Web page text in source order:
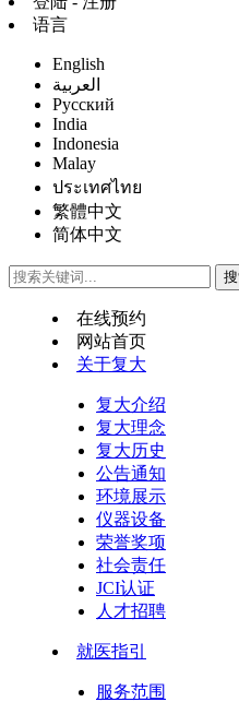
语言
English
العربية
Русский
India
Indonesia
Malay
ประเทศไทย
繁體中文
简体中文
在线预约
网站首页
关于复大
复大介绍
复大理念
复大历史
公告通知
环境展示
仪器设备
荣誉奖项
社会责任
JCI认证
人才招聘
就医指引
服务范围